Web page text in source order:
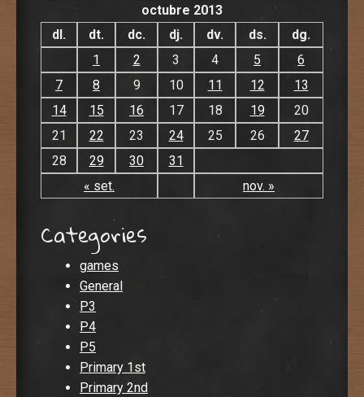
octubre 2013
dl.
dt. dc. dj. dv. ds. dg.
« set. nov. »
1 2 3 4 5
6
7
8 9 10 11 12
13
14
15 16 17 18 19
20
21
22 23 24 25 26
27
28
29 30 31
Categories
games
General
P3
P4
P5
Primary 1st
Primary 2nd